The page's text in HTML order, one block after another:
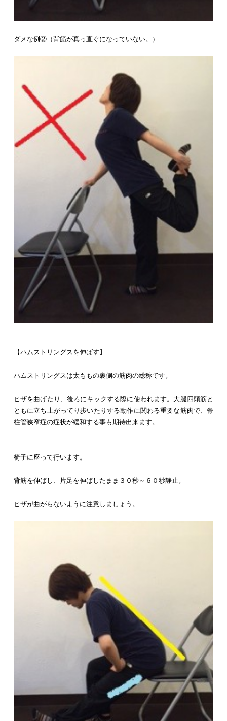
ダメな例②（背筋が真っ直ぐになっていない。）
【ハムストリングスを伸ばす】
ハムストリングスは太ももの裏側の筋肉の総称です。
ヒザを曲げたり、後ろにキックする際に使われます。大腿四頭筋と
ともに立ち上がってり歩いたりする動作に関わる重要な筋肉で、脊
柱管狭窄症の症状が緩和する事も期待出来ます。
椅子に座って行います。
背筋を伸ばし、片足を伸ばしたまま３０秒～６０秒静止。
ヒザが曲がらないように注意しましょう。